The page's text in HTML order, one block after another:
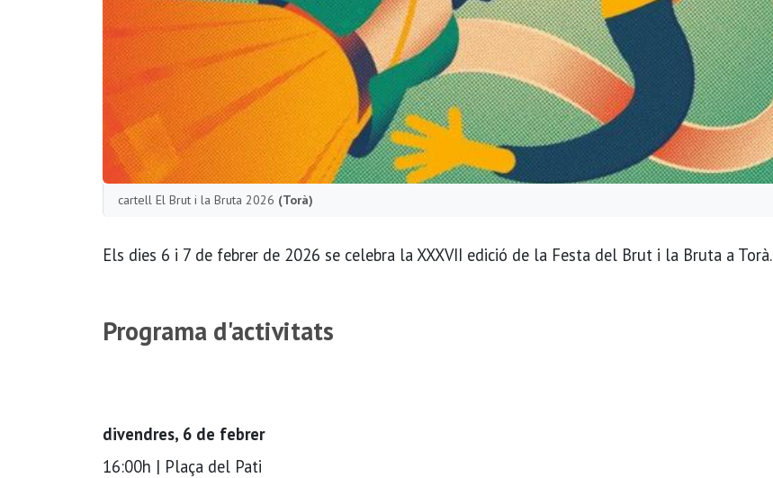
cartell El Brut i la Bruta 2026 (Torà)
Els dies 6 i 7 de febrer de 2026 se celebra la XXXVII edició de la Festa del Brut i la Bruta a Torà.
Programa d'activitats
divendres, 6 de febrer
16:00h | Plaça del Pati